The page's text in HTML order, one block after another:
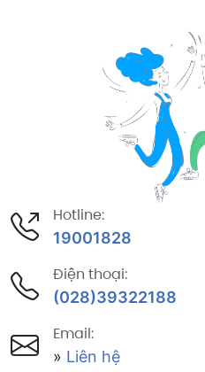
Hotline:
19001828
Điện thoại:
(028)39322188
Email:
» Liên hệ